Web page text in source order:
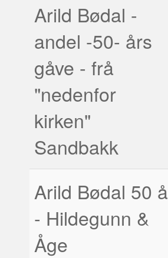
Arild Bødal -
andel -50- års
gåve - frå
"nedenfor
kirken"
Sandbakk
Arild Bødal 50
- Hildegunn &
Åge